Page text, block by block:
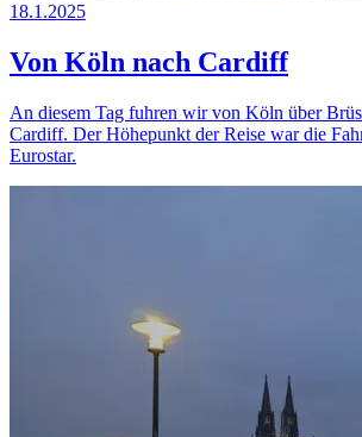
18.1.2025
Von Köln nach Cardiff
An diesem Tag fuhren wir von Köln über
Cardiff. Der Höhepunkt der Reise war die
Eurostar.